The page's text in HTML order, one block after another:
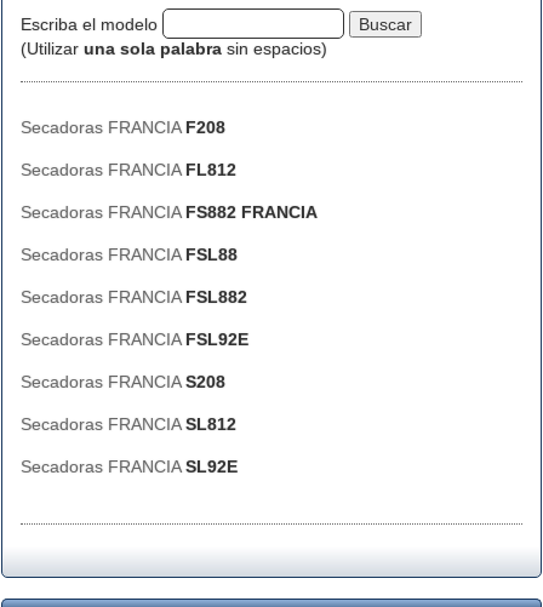
Escriba el modelo
(Utilizar una sola palabra sin espacios)
Secadoras FRANCIA F208
Secadoras FRANCIA FL812
Secadoras FRANCIA FS882 FRANCIA
Secadoras FRANCIA FSL88
Secadoras FRANCIA FSL882
Secadoras FRANCIA FSL92E
Secadoras FRANCIAS208
Secadoras FRANCIASL812
Secadoras FRANCIASL92E